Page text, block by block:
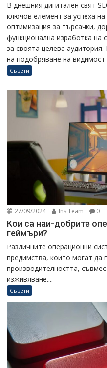
В днешния дигитален свят
ключов елемент за успеха
оптимизация за търсачки,
функционална изработка на
за своята целева аудитория.
на подобряване на
Съвети
27/09/2024 Ins Team 0
Кои са най-добрите
геймъри?
Различните операционни
предимства, които могат да
производителността,
изживяване....
Съвети